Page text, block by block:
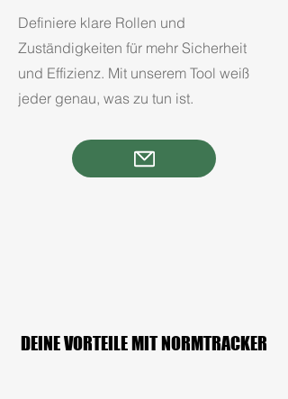
Definiere klare Rollen und
Zuständigkeiten für mehr Sicherheit
und Effizienz. Mit unserem Tool weiß
jeder genau, was zu tun ist.
DEINE VORTEILE MIT NORMTRACKER
DEINE VORTEILE MIT NORMTRACKER